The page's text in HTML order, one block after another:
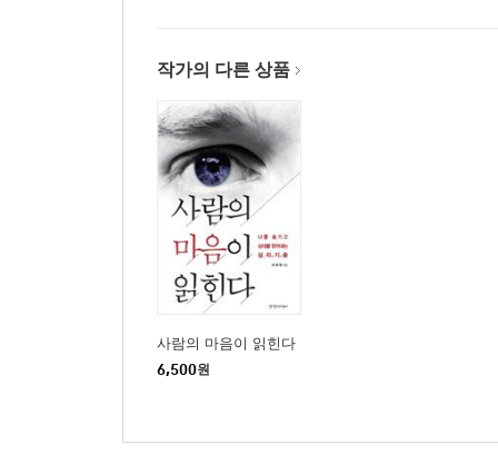
28. ‘괜찮다’는 느낌보다는 ‘괜찮다’는 확률을 믿어라
29. 변수가 많을 때는 단순한 쪽을 선택하라
30. 미끼용 거짓말에 낚이지 마라
31. 고학력자일수록 고정관념이 강하다
32. 호감을 이용하면 수고가 반으로 줄어든다
33. 나만의 고유한 속도를 유지하라
34. 지식은 밖에서 오지만 지혜는 안에서 생겨난다
35. 거침없는 도전자는 일단 경계하라
36. 잘난 척하면 복수가 뒤따른다
37. 막연한 느낌은 오답으로 가는 지름길이다
38. 묶어도 보고 쪼개도 보라
작가의 다른 상품
사람의 마음이 읽힌다
6,500원